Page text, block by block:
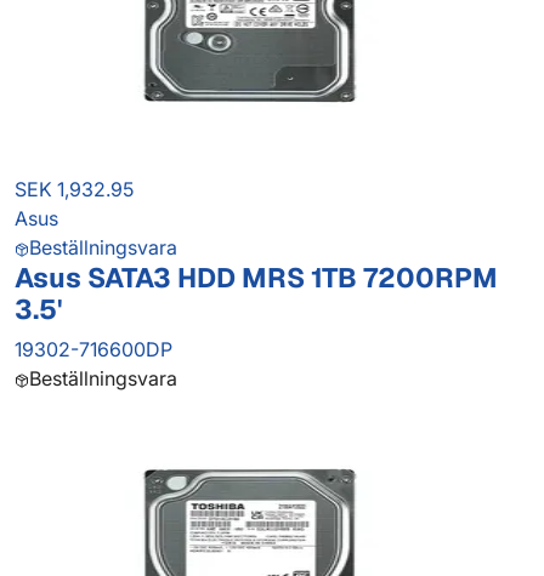
SEK 1,932.95
Asus
Beställningsvara
Asus SATA3 HDD MRS 1TB 7200RPM
3.5'
19302-716600DP
Beställningsvara